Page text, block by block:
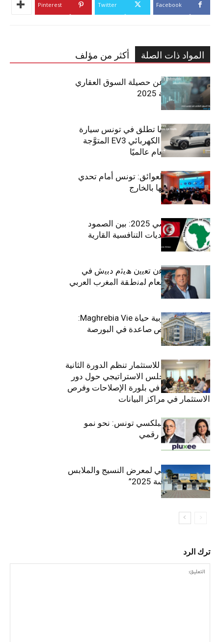
Facebook
Twitter
Pinterest
المواد ذات الصلة أكثر من مؤلف
مبوب تكشف عن حصيلة السوق العقاري
في تونس لسنة 2025
سيتي كارز – كيا تطلق في تونس سيارة
الـدفع الرباعي الكهربائي EV3 المتوَّجة
بلقب سيارة العام عالميًا
بين الطموح والعوائق: تونس أمام تحدي
استعادة كفاءاتها بالخارج
الاقتصاد التونسي 2025: بين الصمود
الاجتماعي وتحديات التنافسية القارية
ﺗﯾﺗرا ﺑﺎك ﺗﻌﻠن ﻋن ﺗﻌﯾﯾن ھﯾﺛم دﺑﯾش ﻓﻲ
ﻣﻧﺻب اﻟﻣدﯾر اﻟﻌﺎم ﻟﻣﻧطﻘﺔ اﻟﻣﻐرب اﻟﻌرﺑﻲ
وﻏرب أﻓرﯾﻘﯾﺎ
التأمينات المغربية حياة Maghrebia Vie:
فاعل رائد بفرص صاعدة في البورصة
(+34.8%)
الهيئة التونسية للاستثمار تنظم الدورة الثانية
والعشرين للمجلس الاستراتيجي حول دور
القطاع الخاص في بلورة الإصلاحات وفرص
الاستثمار في مراكز البيانات
قيادة مزدوجة لبلكسي تونس: نحو نمو
متسارع وتحول رقمي
الافتتاح الرسمي لمعرض النسيج والملابس
“إنترتكس سوسة 2025”
ترك الرد